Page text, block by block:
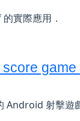
實際應用．
game
Android 射擊遊